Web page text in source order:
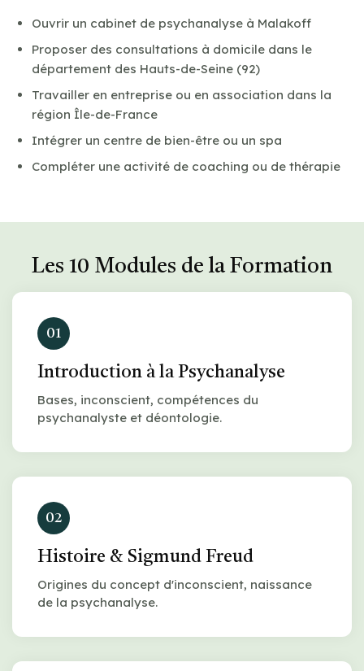
Ouvrir un cabinet de psychanalyse à Malakoff
Proposer des consultations à domicile dans le
département des Hauts-de-Seine (92)
Travailler en entreprise ou en association dans la
région Île-de-France
Intégrer un centre de bien-être ou un spa
Compléter une activité de coaching ou de thérapie
Les 10 Modules de la Formation
01
Introduction à la Psychanalyse
Bases, inconscient, compétences du
psychanalyste et déontologie.
02
Histoire & Sigmund Freud
Origines du concept d'inconscient, naissance
de la psychanalyse.